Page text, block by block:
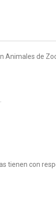
Animales de
tienen con